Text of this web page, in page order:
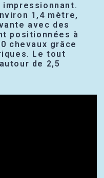
impressionnant.
1,4 mètre,
avec des
positionnées à
chevaux grâce
Le tout
de 2,5